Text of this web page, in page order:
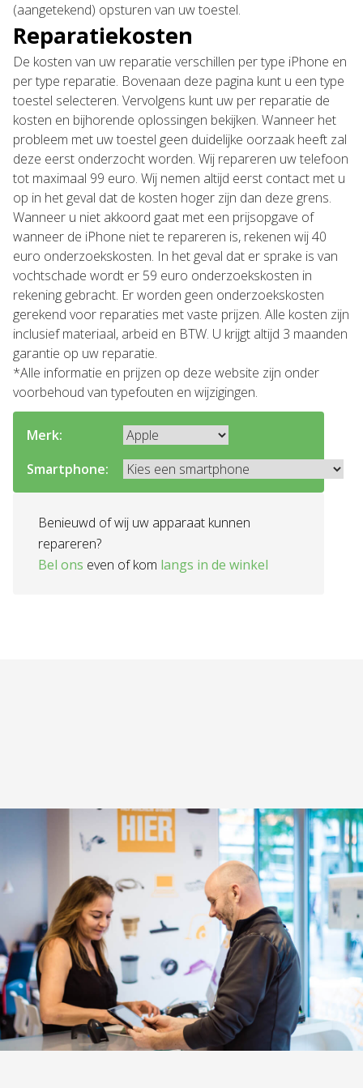
(aangetekend) opsturen van uw toestel.
Reparatiekosten
De kosten van uw reparatie verschillen per type iPhone en
per type reparatie. Bovenaan deze pagina kunt u een type
toestel selecteren. Vervolgens kunt uw per reparatie de
kosten en bijhorende oplossingen bekijken. Wanneer het
probleem met uw toestel geen duidelijke oorzaak heeft zal
deze eerst onderzocht worden. Wij repareren uw telefoon
tot maximaal 99 euro. Wij nemen altijd eerst contact met u
op in het geval dat de kosten hoger zijn dan deze grens.
Wanneer u niet akkoord gaat met een prijsopgave of
wanneer de iPhone niet te repareren is, rekenen wij 40
euro onderzoekskosten. In het geval dat er sprake is van
vochtschade wordt er 59 euro onderzoekskosten in
rekening gebracht. Er worden geen onderzoekskosten
gerekend voor reparaties met vaste prijzen. Alle kosten zijn
inclusief materiaal, arbeid en BTW. U krijgt altijd 3 maanden
garantie op uw reparatie.
*Alle informatie en prijzen op deze website zijn onder
voorbehoud van typefouten en wijzigingen.
Merk:
Smartphone:
Benieuwd of wij uw apparaat kunnen
repareren?
Bel ons even of kom langs in de winkel